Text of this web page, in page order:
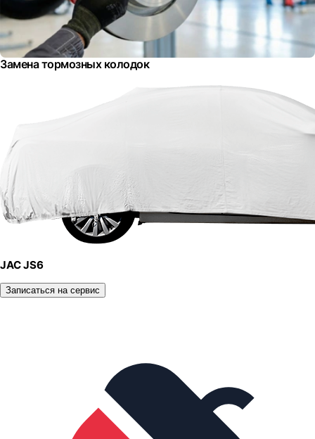
Замена тормозных колодок
JAC JS6
Записаться на сервис